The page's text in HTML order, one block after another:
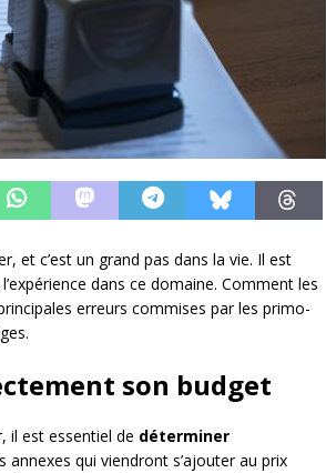
et c’est un grand pas dans la vie. Il est
dans ce domaine. Comment les
erreurs commises par les primo-
son budget
il est essentiel de déterminer
annexes qui viendront s’ajouter au prix